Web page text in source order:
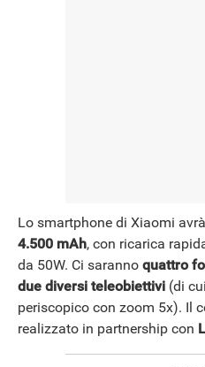
Lo smartphone di Xiaomi
4.500 mAh, con ricarica
da 50W. Ci saranno quattro
due diversi teleobiettivi (di
periscopico con zoom 5x). Il
realizzato in partnership con